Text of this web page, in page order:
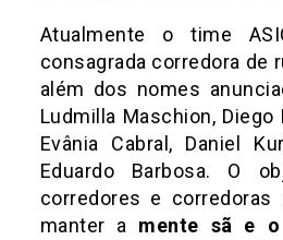
Atualmente o time
consagrada corredora de
além dos nomes
Ludmilla Maschion,
Evânia Cabral, Daniel
Eduardo Barbosa. O
corredores e
manter a mente sã e